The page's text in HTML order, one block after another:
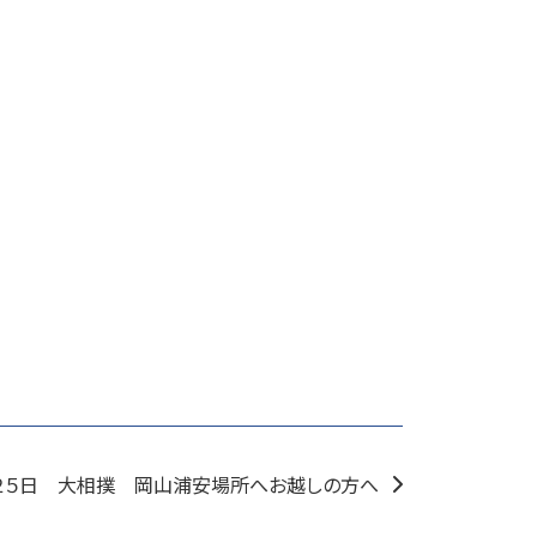
５日 大相撲 岡山浦安場所へお越しの方へ